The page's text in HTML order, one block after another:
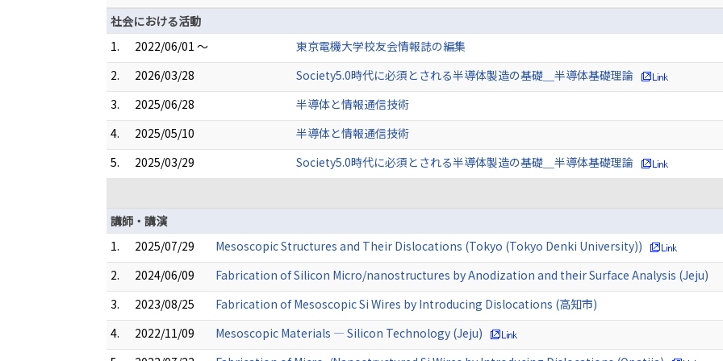
社会における活動
1.
2022/06/01 ～
東京電機大学校友会情報誌の編集
2.
2026/03/28
Society5.0時代に必須とされる半導体製造の基礎＿半導体基礎理論
3.
2025/06/28
半導体と情報通信技術
4.
2025/05/10
半導体と情報通信技術
5.
2025/03/29
Society5.0時代に必須とされる半導体製造の基礎＿半導体基礎理論
講師・講演
1.
2025/07/29
Mesoscopic Structures and Their Dislocations (Tokyo (Tokyo Denki University))
2.
2024/06/09
Fabrication of Silicon Micro/nanostructures by Anodization and their Surface Analysis (Jeju)
3.
2023/08/25
Fabrication of Mesoscopic Si Wires by Introducing Dislocations (高知市)
4.
2022/11/09
Mesoscopic Materials ― Silicon Technology (Jeju)